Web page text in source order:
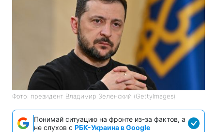
Фото: президент Владимир Зеленский (GettyImages)
Понимай ситуацию на фронте из-за фактов, а
не слухов с РБК-Украина в Google